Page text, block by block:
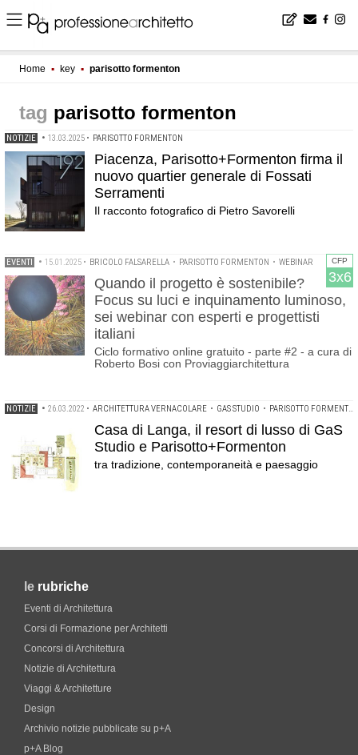
Home ▪ key ▪ parisotto formenton
parisotto formenton
NOTIZIE • 13.03.2025 • PARISOTTO FORMENTON
Piacenza, Parisotto+Formenton firma il
nuovo quartier generale di Fossati
Serramenti
Il racconto fotografico di Pietro Savorelli
CFP
3x6
EVENTI • 15.01.2025 • BRICOLO FALSARELLA • PARISOTTO FORMENTON • WEBINAR
Quando il progetto è sostenibile?
Focus su luci e inquinamento luminoso,
sei webinar con esperti e progettisti
italiani
Ciclo formativo online gratuito - parte #2 - a cura di
Roberto Bosi con Proviaggiarchitettura
NOTIZIE • 26.03.2022 • ARCHITETTURA VERNACOLARE • GAS STUDIO • PARISOTTO FORMENTON
Casa di Langa, il resort di lusso di GaS
Studio e Parisotto+Formenton
tra tradizione, contemporaneità e paesaggio
le rubriche
Eventi di Architettura
Corsi di Formazione per Architetti
Concorsi di Architettura
Notizie di Architettura
Viaggi & Architetture
Design
Archivio notizie pubblicate su p+A
p+A Blog